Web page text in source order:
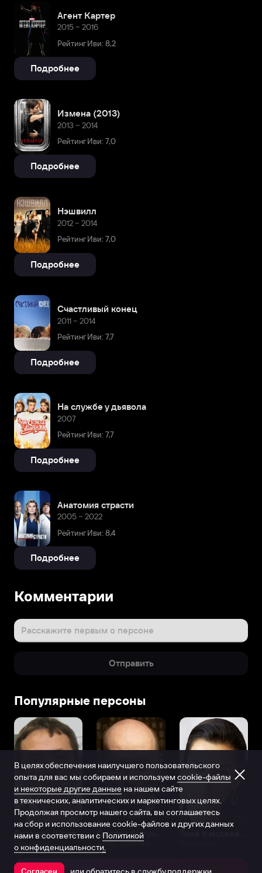
Агент Картер
2015 – 2016
Рейтинг Иви: 8,2
Подробнее
Измена (2013)
2013 – 2014
Рейтинг Иви: 7,0
Подробнее
Нэшвилл
2012 – 2014
Рейтинг Иви: 7,0
Подробнее
Счастливый конец
2011 – 2014
Рейтинг Иви: 7,7
Подробнее
На службе у дьявола
2007
Рейтинг Иви: 7,7
Подробнее
Анатомия страсти
2005 – 2022
Рейтинг Иви: 8,4
Подробнее
Комментарии
Расскажите первым о персоне
Отправить
Популярные персоны
Виталий Шляппо
Продюсер Актёр дубляжа
В целях обеспечения наилучшего пользовательского
опыта для вас мы собираем и используем cookie-файлы
и некоторые другие данные на нашем сайте
в технических, аналитических и маркетинговых целях.
Продолжая просмотр нашего сайта, вы соглашаетесь
на сбор и использование cookie-файлов и других данных
нами в соответствии с Политикой
о конфиденциальности.